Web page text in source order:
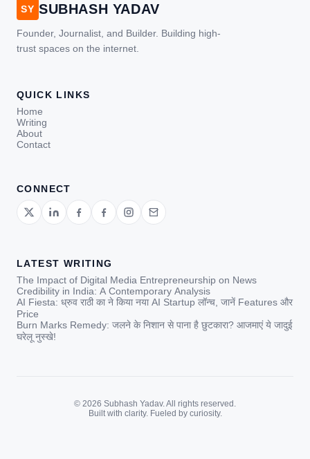
SY SUBHASH YADAV
Founder, Journalist, and Builder. Building high-
trust spaces on the internet.
QUICK LINKS
Home
Writing
About
Contact
CONNECT
LATEST WRITING
The Impact of Digital Media Entrepreneurship on News
Credibility in India: A Contemporary Analysis
AI Fiesta: ध्रुव राठी का ने किया नया AI Startup लॉन्च, जानें Features और
Price
Burn Marks Remedy: जलने के निशान से पाना है छुटकारा? आजमाएं ये जादुई
घरेलू नुस्खे!
© 2026 Subhash Yadav. All rights reserved.
Built with clarity. Fueled by curiosity.